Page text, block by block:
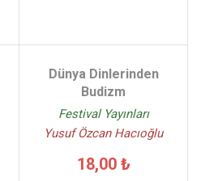
Dünya Dinlerinden
Budizm
Festival Yayınları
Yusuf Özcan Hacıoğlu
18,00 ₺